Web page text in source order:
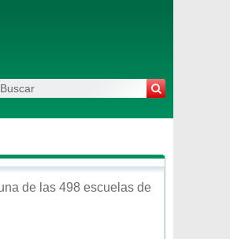
de las 498 escuelas de